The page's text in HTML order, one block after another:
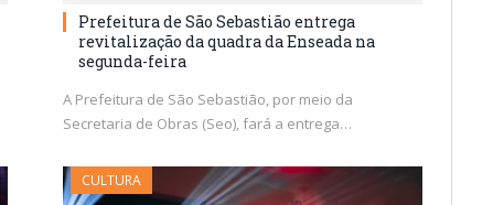
Prefeitura de São Sebastião entrega
revitalização da quadra da Enseada na
segunda-feira
A Prefeitura de São Sebastião, por meio da
Secretaria de Obras (Seo), fará a entrega…
CULTURA